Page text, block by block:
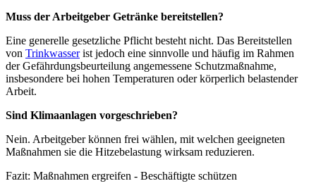
Muss der Arbeitgeber Getränke bereitstellen?
Eine generelle gesetzliche Pflicht besteht nicht. Das Bereitstellen
von Trinkwasserist jedoch eine sinnvolle und häufig im Rahmen
der Gefährdungsbeurteilung angemessene Schutzmaßnahme,
insbesondere bei hohen Temperaturen oder körperlich belastender
Arbeit.
Sind Klimaanlagen vorgeschrieben?
Nein. Arbeitgeber können frei wählen, mit welchen geeigneten
Maßnahmen sie die Hitzebelastung wirksam reduzieren.
Fazit: Maßnahmen ergreifen - Beschäftigte schützen